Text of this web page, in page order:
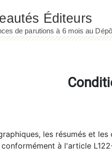
les résumés et
à l'article